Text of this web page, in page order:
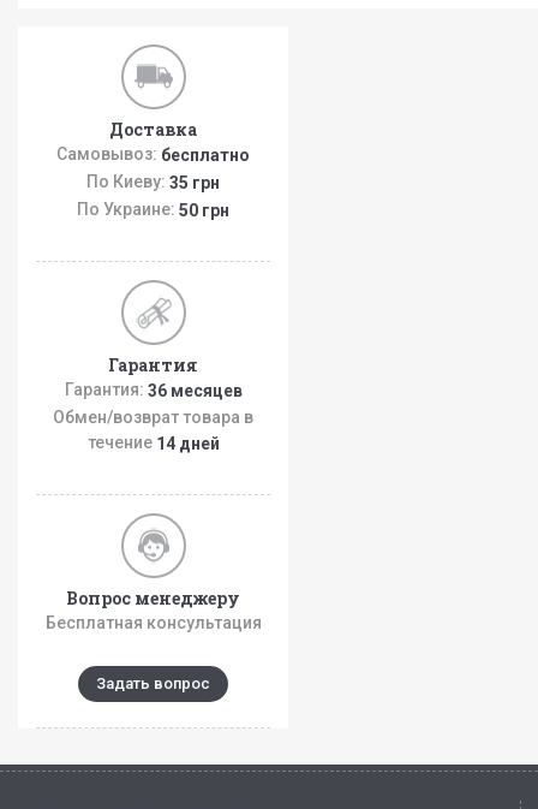
Доставка
Самовывоз: бесплатно
По Киеву: 35 грн
По Украине: 50 грн
Гарантия
Гарантия: 36 месяцев
Обмен/возврат товара в
течение 14 дней
Вопрос менеджеру
Бесплатная консультация
Задать вопрос